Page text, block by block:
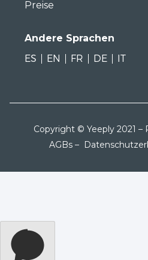
Preise
Andere Sprachen
ES
EN FR DE IT
Copyright © Yeeply 2021 –
AGBs–